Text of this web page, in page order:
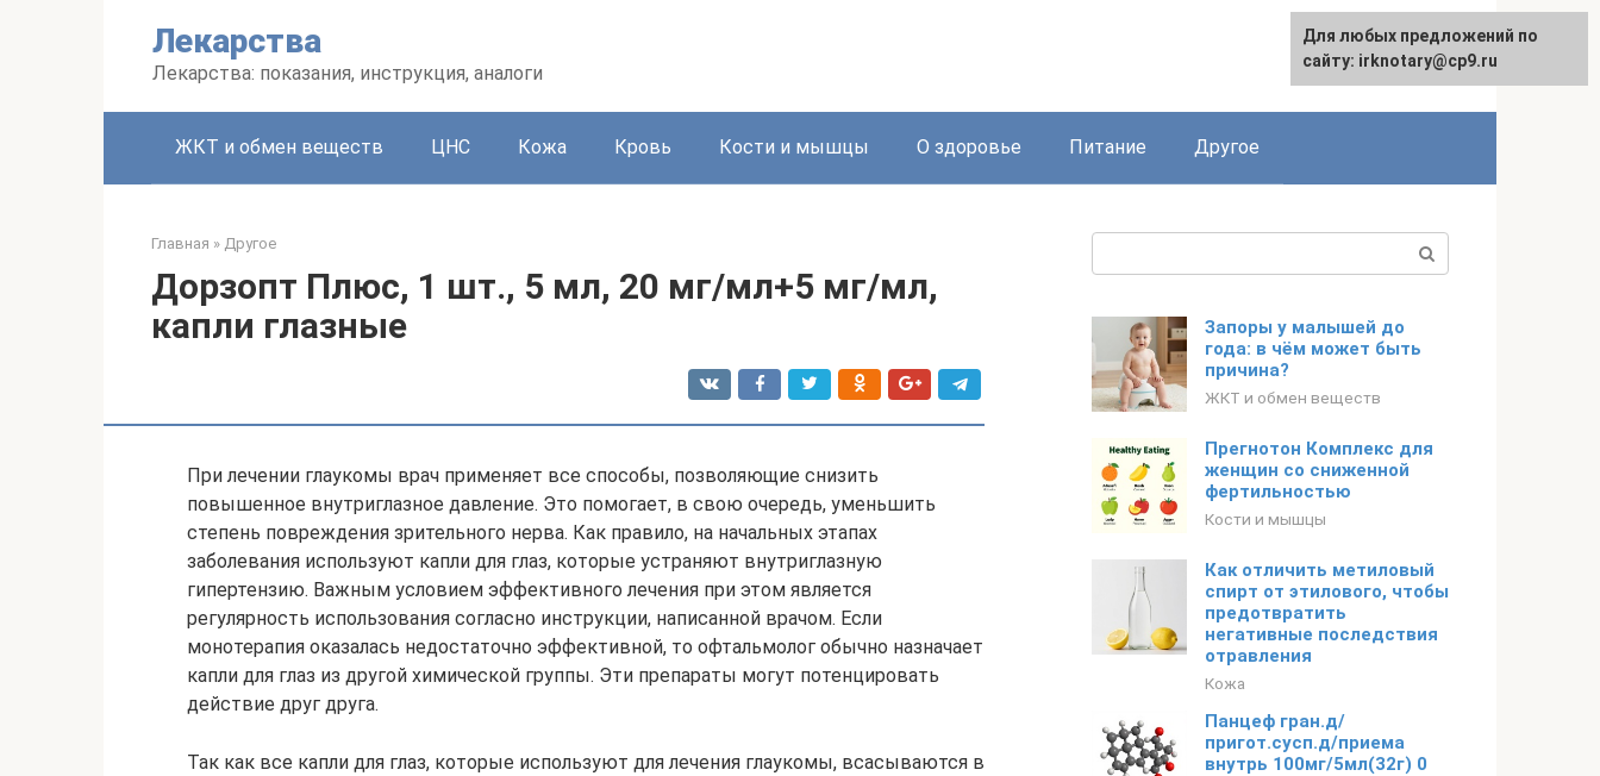
Лекарства
Лекарства: показания, инструкция, аналоги
ЖКТ и обмен веществ ЦНС Кожа Кровь Кости и мышцы О здоровье Питание Другое
Главная » Другое
Дорзопт Плюс, 1 шт., 5 мл, 20 мг/мл+5 мг/мл,
капли глазные
При лечении глаукомы врач применяет все способы, позволяющие снизить
повышенное внутриглазное давление. Это помогает, в свою очередь, уменьшить
степень повреждения зрительного нерва. Как правило, на начальных этапах
заболевания используют капли для глаз, которые устраняют внутриглазную
гипертензию. Важным условием эффективного лечения при этом является
регулярность использования согласно инструкции, написанной врачом. Если
монотерапия оказалась недостаточно эффективной, то офтальмолог обычно назначает
капли для глаз из другой химической группы. Эти препараты могут потенцировать
действие друг друга.
Так как все капли для глаз, которые используют для лечения глаукомы, всасываются в
Запоры у малышей до
года: в чём может быть
причина?
ЖКТ и обмен веществ
Прегнотон Комплекс для
женщин со сниженной
фертильностью
Кости и мышцы
Как отличить метиловый
спирт от этилового, чтобы
предотвратить
негативные последствия
отравления
Кожа
Панцеф гран.д/
пригот.сусп.д/приема
внутрь 100мг/5мл(32г) 0
Для любых предложений по
сайту: irknotary@cp9.ru